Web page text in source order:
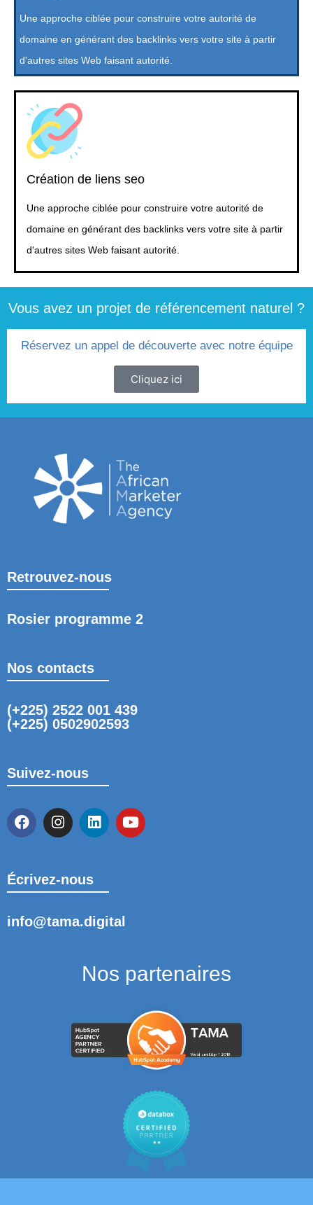
Création de liens seo
Une approche ciblée pour construire votre autorité de
domaine en générant des backlinks vers votre site à partir
d'autres sites Web faisant autorité.
Une approche ciblée pour construire votre autorité de
domaine en générant des backlinks vers votre site à partir
d'autres sites Web faisant autorité.
Vous avez un projet de référencement naturel ?
Réservez un appel de découverte avec notre équipe
Cliquez ici
Retrouvez-nous
Rosier programme 2
Nos contacts
(+225) 2522 001 439
(+225) 0502902593
Suivez-nous
Écrivez-nous
info@tama.digital
Nos partenaires